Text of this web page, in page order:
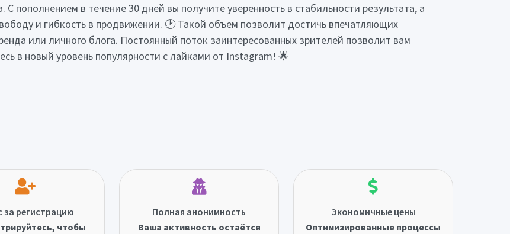
пополнением в течение 30 дней вы получите уверенность в стабильности результата, а
и гибкость в продвижении. 🕑 Такой объем позволит достичь впечатляющих
или личного блога. Постоянный поток заинтересованных зрителей позволит вам
в новый уровень популярности с лайками от Instagram! 🌟
за регистрацию
чтобы
Полная анонимность
Ваша активность остаётся
Экономичные цены
Оптимизированные процессы